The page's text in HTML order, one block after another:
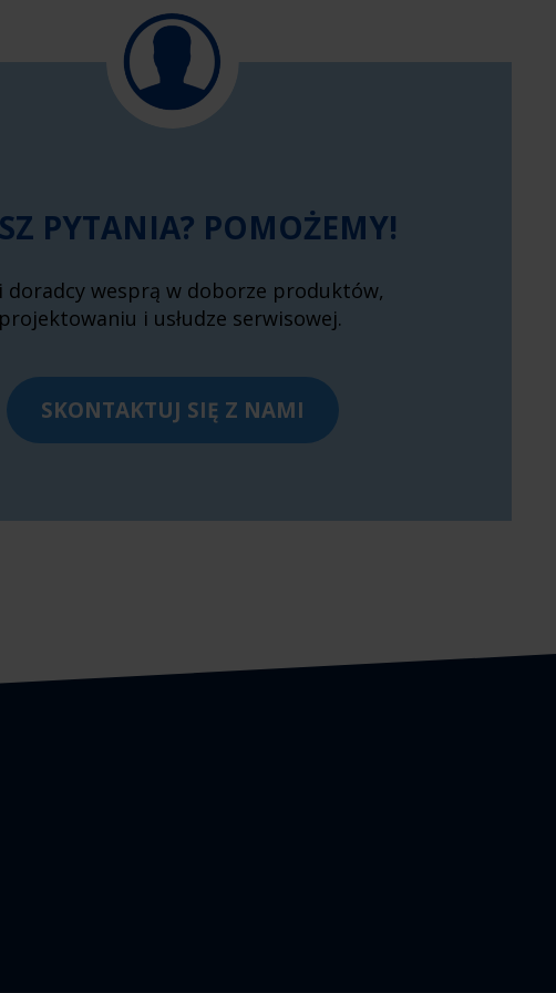
PYTANIA? POMOŻEMY!
doradcy wesprą w doborze produktów,
projektowaniu i usłudze serwisowej.
SKONTAKTUJ SIĘ Z NAMI